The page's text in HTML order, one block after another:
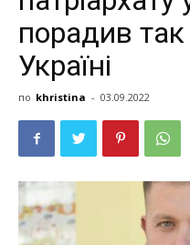
порадив так
Україні
по khristina - 03.09.2022